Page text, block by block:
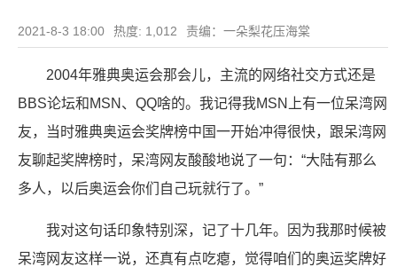
2021-8-3 18:00 热度: 1,012 责编：一朵梨花压海棠
2004年雅典奥运会那会儿，主流的网络社交方式还是
BBS论坛和MSN、QQ啥的。我记得我MSN上有一位呆湾网
友，当时雅典奥运会奖牌榜中国一开始冲得很快，跟呆湾网
友聊起奖牌榜时，呆湾网友酸酸地说了一句：“大陆有那么
多人，以后奥运会你们自己玩就行了。”
我对这句话印象特别深，记了十几年。因为我那时候被
呆湾网友这样一说，还真有点吃瘪，觉得咱们的奥运奖牌好